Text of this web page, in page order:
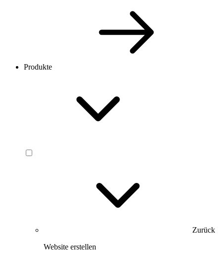
Produkte
Zurück
Website erstellen